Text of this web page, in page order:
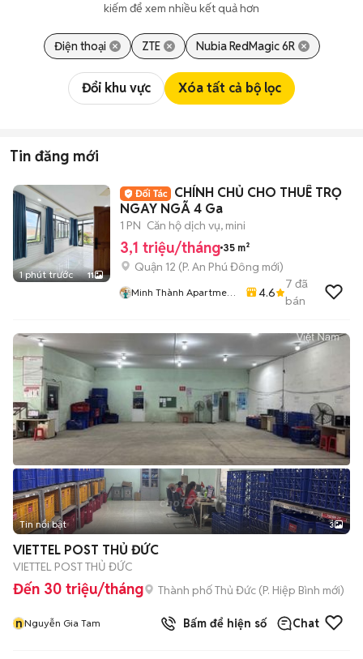
kiếm để xem nhiều kết quả hơn
Điện thoại ZTE Nubia RedMagic 6R
Đổi khu vực Xóa tất cả bộ lọc
Tin đăng mới
1 phút trước 11
CHÍNH CHỦ CHO THUÊ TRỌ
NGAY NGÃ 4 Ga
1 PN Căn hộ dịch vụ, mini
3,1 triệu/tháng 35 m²
Quận 12 (P. An Phú Đông mới)
Minh Thành Apartment
4.6
7 đã
bán
Tin nổi bật 3
VIETTEL POST THỦ ĐỨC
VIETTEL POST THỦ ĐỨC
Đến 30 triệu/tháng Thành phố Thủ Đức (P. Hiệp Bình mới)
nNguyễn Gia Tam Bấm để hiện số Chat